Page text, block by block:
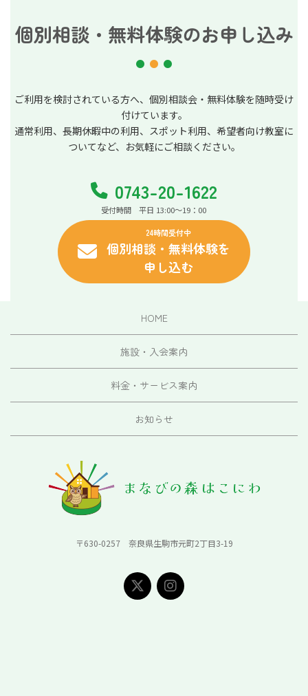
個別相談・無料体験のお申し込み
ご利用を検討されている方へ、個別相談会・無料体験を随時受け
付けています。
通常利用、長期休暇中の利用、スポット利用、希望者向け教室に
ついてなど、お気軽にご相談ください。
0743-20-1622
受付時間 平日 13:00～19：00
個別相談・無料体験を
申し込む
24時間受付中
HOME
施設・入会案内
料金・サービス案内
お知らせ
〒630-0257 奈良県生駒市元町2丁目3-19